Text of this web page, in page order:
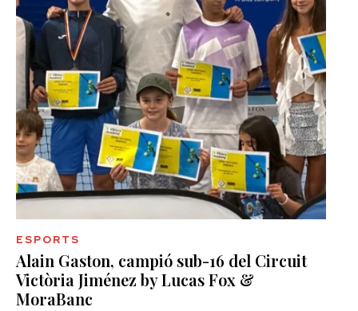
ESPORTS
Alain Gaston, campió sub-16 del Circuit
Victòria Jiménez by Lucas Fox &
MoraBanc